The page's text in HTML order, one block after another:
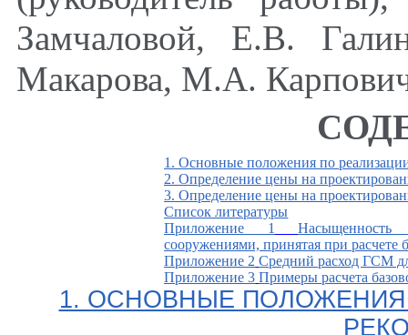
Замчаловой, Е.В.
Макарова, М.А.
1. Основные положения по
2. Определение цены на
3. Определение цены на
Список литературы
Приложение 1
сооружениями, принятая при расчете
Приложение 2 Средний расход ГСМ
Приложение 3 Примеры расчета
1. ОСНОВНЫЕ